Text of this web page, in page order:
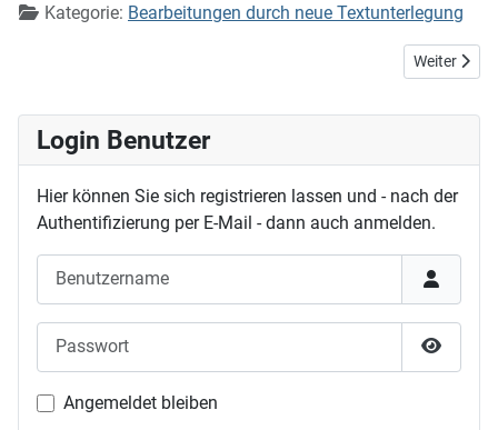
Kategorie: Bearbeitungen durch neue Textunterlegung
Nächster
Weiter
Login Benutzer
Hier können Sie sich registrieren lassen und - nach der
Authentifizierung per E-Mail - dann auch anmelden.
Angemeldet bleiben